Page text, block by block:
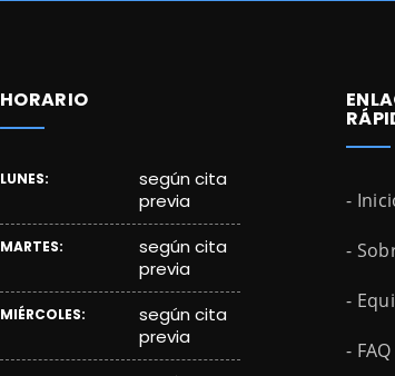
HORARIO
LUNES:
según cita
previa
MARTES:
según cita
previa
MIÉRCOLES:
según cita
previa
-
-
-
- FAQ